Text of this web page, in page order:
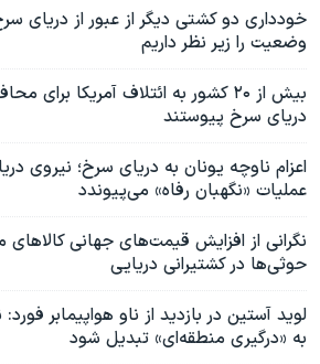
خودداری دو کشتی دیگر از عبور از دریای
وضعیت را زیر نظر داریم
بیش از ۲۰ کشور به ائتلاف آمریکا
دریای سرخ پیوستند
اعزام ناوچه یونان به دریای سرخ؛ نیروی
عملیات «نگهبان رفاه» می‌پیوندد
نگرانی از افزایش قیمت‌‌های جهانی
حوثی‌ها در کشتیرانی دریایی
لوید آستین در بازدید از ناو هواپیمابر
به «درگیری منطقه‌ای» تبدیل شود